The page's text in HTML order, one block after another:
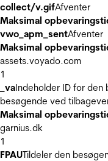
collect/v.gifAfventer
Maksimal
vwo_apm_sentAfventer
Maksimal
assets.voyado.com
1
_vaIndeholder ID for
besøgende ved
Maksimal
garnius.dk
1
FPAUTildeler den